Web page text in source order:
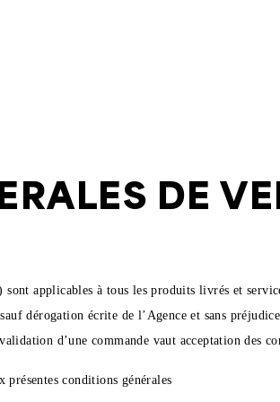
DE
applicables à tous les produits livrés et
dérogation écrite de l’Agence et sans
d’une commande vaut acceptation des
présentes conditions générales